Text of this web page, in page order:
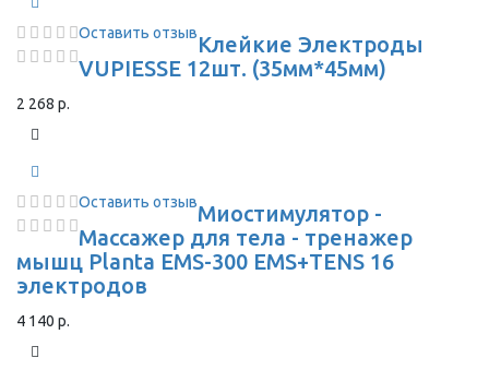
Оставить отзывКлейкие Электроды
VUPIESSE 12шт. (35мм*45мм)
2 268 р.
Оставить отзывМиостимулятор -
Массажер для тела - тренажер
мышц Planta EMS-300 EMS+TENS 16
электродов
4 140 р.